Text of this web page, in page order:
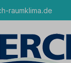
raumklima.de